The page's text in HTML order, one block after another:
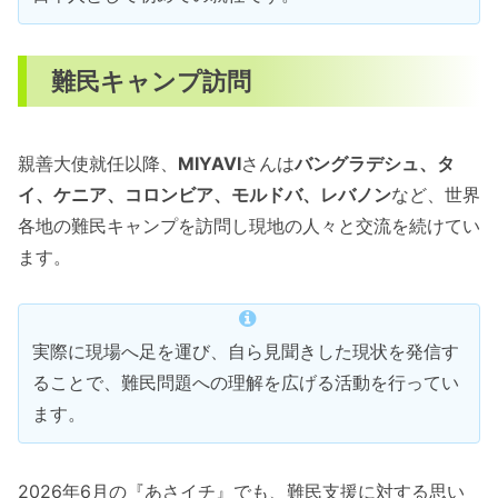
難民キャンプ訪問
親善大使就任以降、 MIYAVIさんはバングラデシュ、タ
イ、ケニア、コロンビア、モルドバ、レバノンなど、世界
各地の難民キャンプを訪問し現地の人々と交流を続けてい
ます。
実際に現場へ足を運び、自ら見聞きした現状を発信す
ることで、難民問題への理解を広げる活動を行ってい
ます。
2026年6月の『あさイチ』でも、難民支援に対する思い